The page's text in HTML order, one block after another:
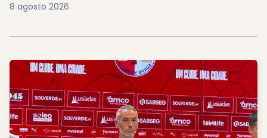
8 agosto 2026